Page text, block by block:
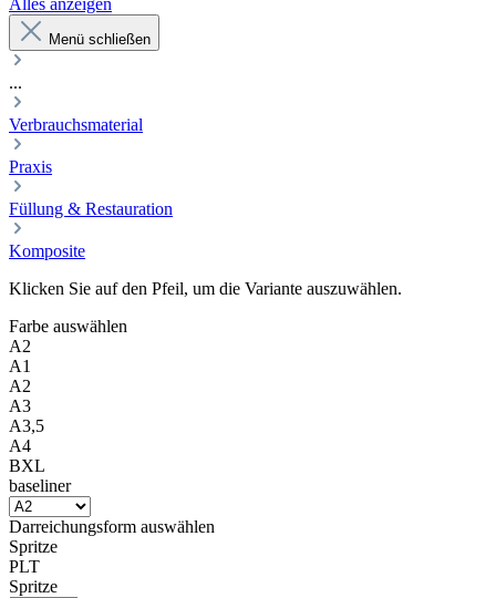
Alles anzeigen
Menü schließen
...
Verbrauchsmaterial
Praxis
Füllung & Restauration
Komposite
Klicken Sie auf den Pfeil, um die Variante auszuwählen.
Farbe auswählen
A2
A1
A2
A3
A3,5
A4
BXL
baseliner
Darreichungsform auswählen
Spritze
PLT
Spritze